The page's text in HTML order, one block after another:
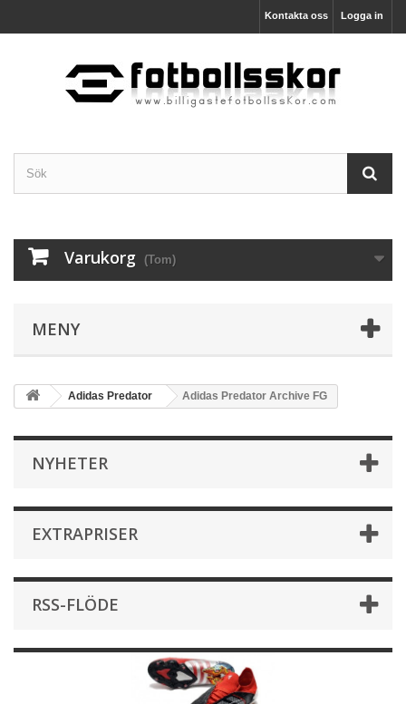
Logga in
Kontakta oss
Varukorg (Tom)
MENY
Adidas Predator Adidas Predator Archive FG
NYHETER
EXTRAPRISER
RSS-FLÖDE